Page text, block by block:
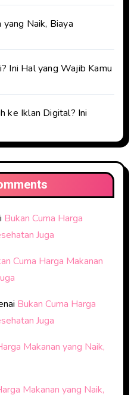
yang Naik, Biaya
Ini Hal yang Wajib Kamu
ke Iklan Digital? Ini
Bukan Cuma Harga
Juga
Cuma Harga Makanan
Bukan Cuma Harga
Juga
Makanan yang Naik,
Makanan yang Naik,